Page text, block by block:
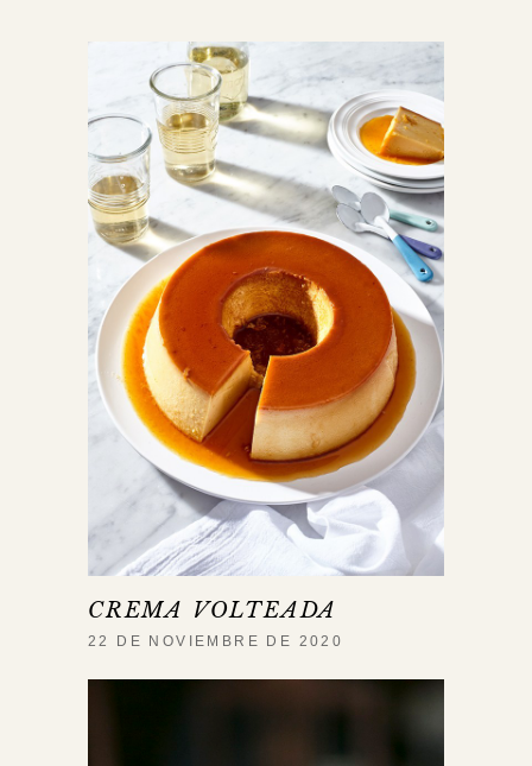
CREMA VOLTEADA
22 DE NOVIEMBRE DE 2020